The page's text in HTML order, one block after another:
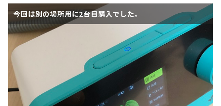
今回は別の場所用に2台目購入でした。